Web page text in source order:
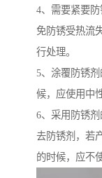
4、需要紧要
免防锈受热流
行处理。
5、涂覆防锈
候，应使用中
6、采用防锈
去防锈剂，若
的时候，应不